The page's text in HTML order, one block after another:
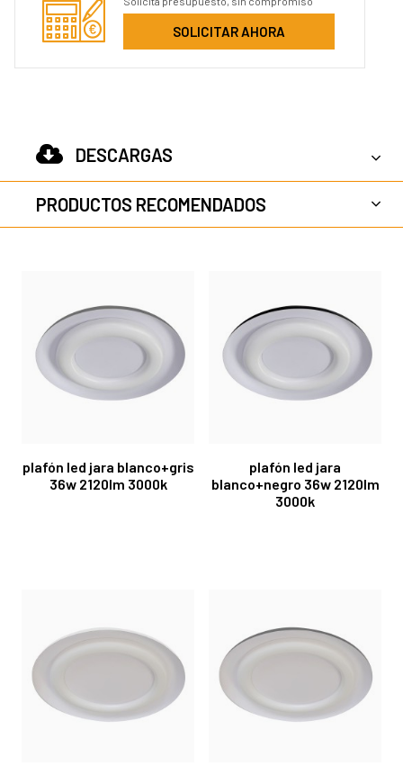
SOLICITAR AHORA
DESCARGAS
PRODUCTOS RECOMENDADOS
plafón led jara blanco+gris
36w 2120lm 3000k
plafón led jara
blanco+negro 36w 2120lm
3000k